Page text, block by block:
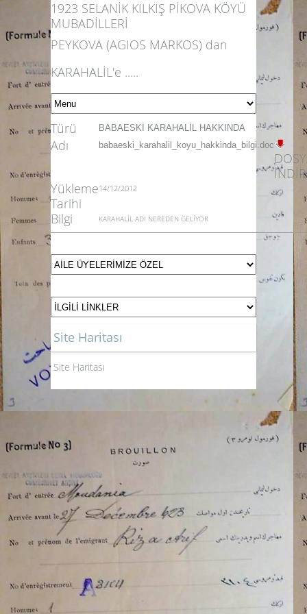
1923 SELANİK KILKIŞ PİKOVA KÖYÜ
MUBADİLLERİ
PEYKOVA (AGIOS MARKOS) dan
KARAHALİL'e .....
Türü BABAESKİ KARAHALİL HAKKINDA
Adı babaeski_karahalil_koyu_hakkinda_bilgi.doc
İNDİR
Yükleme
Tarihi
14/12/2012
Bilgi KARAHALİL ADI NEREDEN GELİYOR
Site Haritası
Site Haritası